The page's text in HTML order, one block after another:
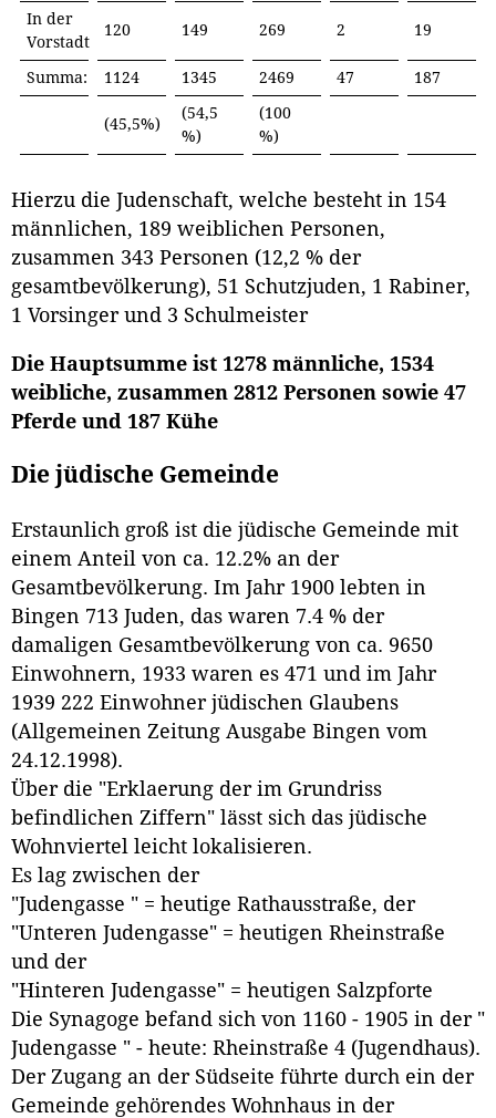
In der
Vorstadt
120 149 269 2 19
Summa: 1124 1345 2469 47 187
(45,5%)
(54,5
%)
(100
%)
Hierzu die Judenschaft, welche besteht in 154
männlichen, 189 weiblichen Personen,
zusammen 343 Personen (12,2 % der
gesamtbevölkerung), 51 Schutzjuden, 1 Rabiner,
1 Vorsinger und 3 Schulmeister
Die Hauptsumme ist 1278 männliche, 1534
weibliche, zusammen 2812 Personen sowie 47
Pferde und 187 Kühe
Die jüdische Gemeinde
Erstaunlich groß ist die jüdische Gemeinde mit
einem Anteil von ca. 12.2% an der
Gesamtbevölkerung. Im Jahr 1900 lebten in
Bingen 713 Juden, das waren 7.4 % der
damaligen Gesamtbevölkerung von ca. 9650
Einwohnern, 1933 waren es 471 und im Jahr
1939 222 Einwohner jüdischen Glaubens
(Allgemeinen Zeitung Ausgabe Bingen vom
24.12.1998).
Über die "Erklaerung der im Grundriss
befindlichen Ziffern" lässt sich das jüdische
Wohnviertel leicht lokalisieren.
Es lag zwischen der
"Judengasse " = heutige Rathausstraße, der
"Unteren Judengasse" = heutigen Rheinstraße
und der
"Hinteren Judengasse" = heutigen Salzpforte
Die Synagoge befand sich von 1160 - 1905 in der "
Judengasse " - heute: Rheinstraße 4 (Jugendhaus).
Der Zugang an der Südseite führte durch ein der
Gemeinde gehörendes Wohnhaus in der